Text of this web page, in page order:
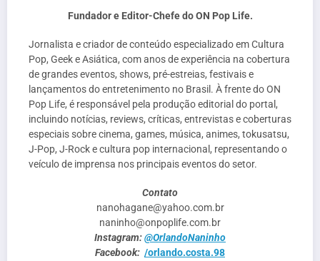
Fundador e Editor-Chefe do ON Pop Life.
Jornalista e criador de conteúdo especializado em Cultura
Pop, Geek e Asiática, com anos de experiência na cobertura
de grandes eventos, shows, pré-estreias, festivais e
lançamentos do entretenimento no Brasil. À frente do ON
Pop Life, é responsável pela produção editorial do portal,
incluindo notícias, reviews, críticas, entrevistas e coberturas
especiais sobre cinema, games, música, animes, tokusatsu,
J-Pop, J-Rock e cultura pop internacional, representando o
veículo de imprensa nos principais eventos do setor.
Contato
nanohagane@yahoo.com.br
naninho@onpoplife.com.br
Instagram:@OrlandoNaninho
Facebook: /orlando.costa.98